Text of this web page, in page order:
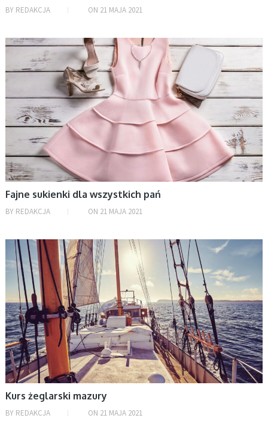
BY REDAKCJA ON 21 MAJA 2021
BEZ KATEGORII
Fajne sukienki dla wszystkich pań
BY REDAKCJA ON 21 MAJA 2021
BEZ KATEGORII
Kurs żeglarski mazury
BY REDAKCJA ON 21 MAJA 2021